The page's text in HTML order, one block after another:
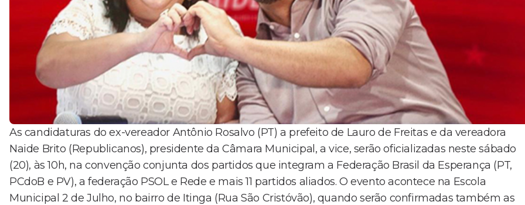
As candidaturas do ex-vereador Antônio Rosalvo (PT) a prefeito de Lauro de Freitas e da vereadora
Naide Brito (Republicanos), presidente da Câmara Municipal, a vice, serão oficializadas neste sábado
(20), às 10h, na convenção conjunta dos partidos que integram a Federação Brasil da Esperança (PT,
PCdoB e PV), a federação PSOL e Rede e mais 11 partidos aliados. O evento acontece na Escola
Municipal 2 de Julho, no bairro de Itinga (Rua São Cristóvão), quando serão confirmadas também as